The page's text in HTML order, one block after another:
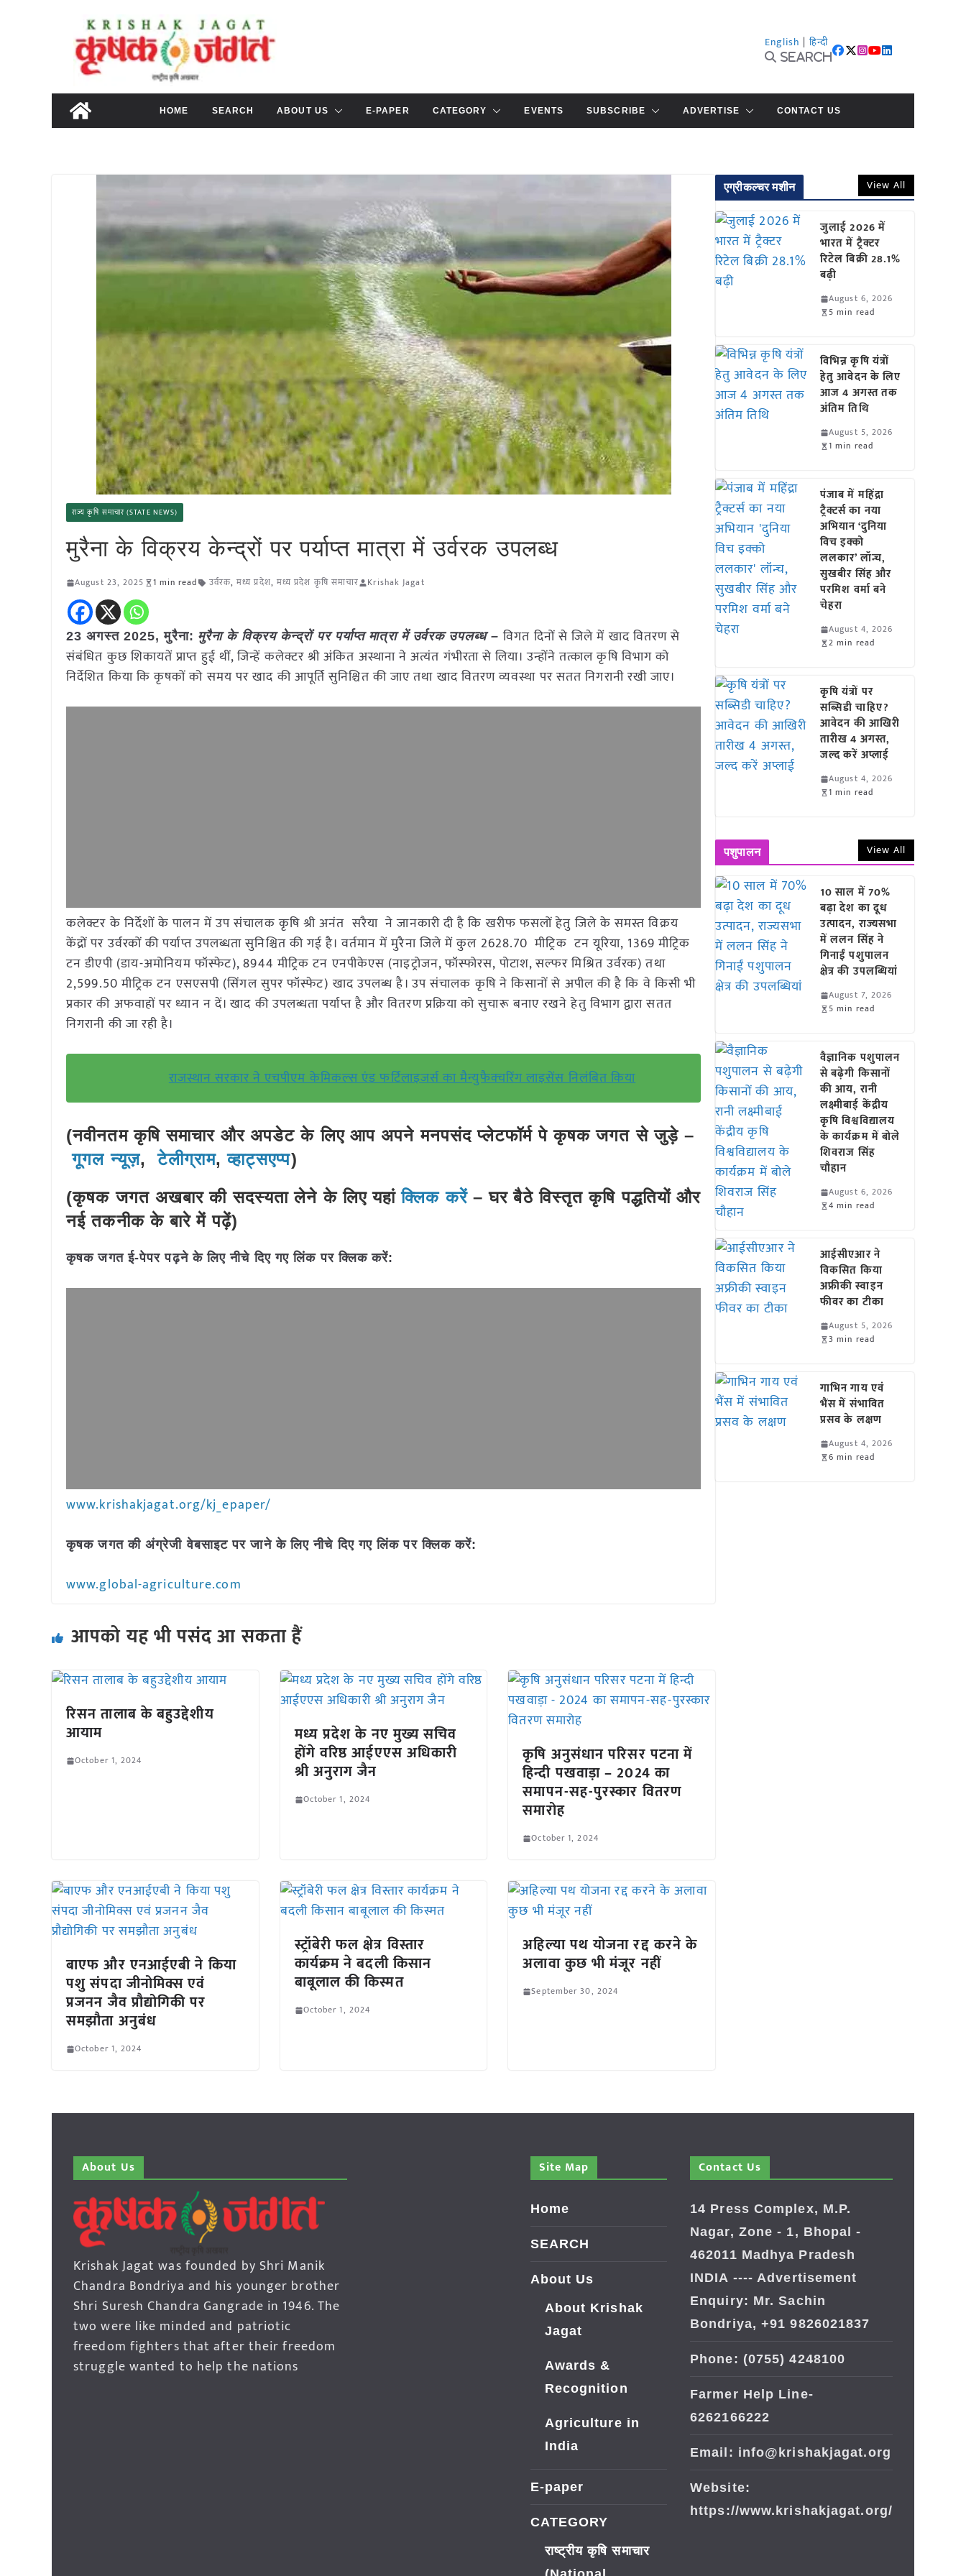
content
English | हिन्दी
Search
HOME SEARCH ABOUT US E-PAPER CATEGORY EVENTS SUBSCRIBE ADVERTISE CONTACT US
राज्य कृषि समाचार (STATE NEWS)
मुरैना के विक्रय केन्द्रों पर पर्याप्त मात्रा में उर्वरक उपलब्ध
August 23, 2025 1 min read उर्वरक,मध्य प्रदेश, मध्य प्रदेश कृषि समाचार Krishak Jagat
23 अगस्त 2025,मुरैना: मुरैना के विक्रय केन्द्रों पर पर्याप्त मात्रा में उर्वरक उपलब्ध –विगत दिनों से जिले में खाद वितरण से
संबंधित कुछ शिकायतें प्राप्त हुई थीं, जिन्हें कलेक्टर श्री अंकित अस्थाना ने अत्यंत गंभीरता से लिया। उन्होंने तत्काल कृषि विभाग को
निर्देशित किया कि कृषकों को समय पर खाद की आपूर्ति सुनिश्चित की जाए तथा खाद वितरण व्यवस्था पर सतत निगरानी रखी जाए।
कलेक्टर के निर्देशों के पालन में उप संचालक कृषि श्री अनंत सरैया ने जानकारी दी है कि खरीफ फसलों हेतु जिले के समस्त विक्रय
केंद्रों पर उर्वरकों की पर्याप्त उपलब्धता सुनिश्चित की गई है। वर्तमान में मुरैना जिले में कुल 2628.70 मीट्रिक टन यूरिया, 1369 मीट्रिक
टन डीएपी (डाय-अमोनियम फॉस्फेट), 8944 मीट्रिक टन एनपीकेएस (नाइट्रोजन, फॉस्फोरस, पोटाश, सल्फर मिश्रित उर्वरक) तथा
2,599.50 मीट्रिक टन एसएसपी (सिंगल सुपर फॉस्फेट) खाद उपलब्ध है। उप संचालक कृषि ने किसानों से अपील की है कि वे किसी भी
प्रकार की अफवाहों पर ध्यान न दें। खाद की उपलब्धता पर्याप्त है और वितरण प्रक्रिया को सुचारू बनाए रखने हेतु विभाग द्वारा सतत
निगरानी की जा रही है।
राजस्थान सरकार ने एचपीएम केमिकल्स एंड फर्टिलाइजर्स का मैन्युफैक्चरिंग लाइसेंस निलंबित किया
(नवीनतम कृषि समाचार और अपडेट के लिए आप अपने मनपसंद प्लेटफॉर्म पे कृषक जगत से जुड़े –
गूगल न्यूज़,टेलीग्राम,व्हाट्सएप्प)
(कृषक जगत अखबार की सदस्यता लेने के लिए यहांक्लिक करें– घर बैठे विस्तृत कृषि पद्धतियों और
नई तकनीक के बारे में पढ़ें)
कृषक जगत ई-पेपर पढ़ने के लिए नीचे दिए गए लिंक पर क्लिक करें:
www.krishakjagat.org/kj_epaper/
कृषक जगत की अंग्रेजी वेबसाइट पर जाने के लिए नीचे दिए गए लिंक पर क्लिक करें:
www.global-agriculture.com
आपको यह भी पसंद आ सकता हैं
रिसन तालाब के बहुउद्देशीय
आयाम
October 1, 2024
मध्य प्रदेश के नए मुख्य सचिव
होंगे वरिष्ठ आईएएस अधिकारी
श्री अनुराग जैन
October 1, 2024
कृषि अनुसंधान परिसर पटना में
हिन्दी पखवाड़ा – 2024 का
समापन-सह-पुरस्कार वितरण
समारोह
October 1, 2024
बाएफ और एनआईएबी ने किया
पशु संपदा जीनोमिक्स एवं
प्रजनन जैव प्रौद्योगिकी पर
समझौता अनुबंध
October 1, 2024
स्ट्रॉबेरी फल क्षेत्र विस्तार
कार्यक्रम ने बदली किसान
बाबूलाल की किस्मत
October 1, 2024
अहिल्या पथ योजना रद्द करने के
अलावा कुछ भी मंजूर नहीं
September 30, 2024
एग्रीकल्चर मशीन View All
जुलाई 2026 में
भारत में ट्रैक्टर
रिटेल बिक्री 28.1%
बढ़ी
August 6, 2026
5 min read
विभिन्न कृषि यंत्रों
हेतु आवेदन के लिए
आज 4 अगस्त तक
अंतिम तिथि
August 5, 2026
1 min read
पंजाब में महिंद्रा
ट्रैक्टर्स का नया
अभियान ‘दुनिया
विच इक्को
ललकार’ लॉन्च,
सुखबीर सिंह और
परमिश वर्मा बने
चेहरा
August 4, 2026
2 min read
कृषि यंत्रों पर
सब्सिडी चाहिए?
आवेदन की आखिरी
तारीख 4 अगस्त,
जल्द करें अप्लाई
August 4, 2026
1 min read
पशुपालन View All
10 साल में 70%
बढ़ा देश का दूध
उत्पादन, राज्यसभा
में ललन सिंह ने
गिनाईं पशुपालन
क्षेत्र की उपलब्धियां
August 7, 2026
5 min read
वैज्ञानिक पशुपालन
से बढ़ेगी किसानों
की आय, रानी
लक्ष्मीबाई केंद्रीय
कृषि विश्वविद्यालय
के कार्यक्रम में बोले
शिवराज सिंह
चौहान
August 6, 2026
4 min read
आईसीएआर ने
विकसित किया
अफ्रीकी स्वाइन
फीवर का टीका
August 5, 2026
3 min read
गाभिन गाय एवं
भैंस में संभावित
प्रसव के लक्षण
August 4, 2026
6 min read
About Us
Krishak Jagat was founded by Shri Manik
Chandra Bondriya and his younger brother
Shri Suresh Chandra Gangrade in 1946. The
two were like minded and patriotic
freedom fighters that after their freedom
struggle wanted to help the nations
Site Map
Home
SEARCH
About Us
About Krishak
Jagat
Awards &
Recognition
Agriculture in
India
E-paper
CATEGORY
राष्ट्रीय कृषि समाचार
Contact Us
14 Press Complex, M.P.
Nagar, Zone - 1, Bhopal -
462011 Madhya Pradesh
INDIA ---- Advertisement
Enquiry: Mr. Sachin
Bondriya, +91 9826021837
Phone: (0755) 4248100
Farmer Help Line-
6262166222
Email: info@krishakjagat.org
Website:
https://www.krishakjagat.org/